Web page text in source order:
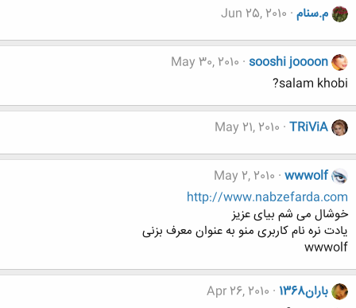
م.سنام Jun 25, 2010
sooshi joooon
May 30, 2010
salam khobi?
TRiViA
May 21, 2010
wwwolf
May 2, 2010
http://www.nabzefarda.com
خوشال می شم بیای عزیز
یادت نره نام کاربری منو به عنوان معرف بزنی
wwwolf
باران1368
Apr 26, 2010